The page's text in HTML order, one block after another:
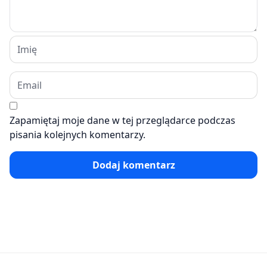
Zapamiętaj moje dane w tej przeglądarce podczas
pisania kolejnych komentarzy.
Dodaj komentarz